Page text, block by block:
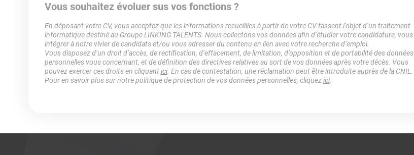
Vous souhaitez évoluer sus vos fonctions ?
En déposant votre CV, vous acceptez que les informations recueillies à partir de votre CV fassent l’objet d’un traitement
informatique destiné au Groupe LINKING TALENTS. Nous collectons vos données afin d’étudier votre candidature, vous
intégrer à notre vivier de candidats et/ou vous adresser du contenu en lien avec votre recherche d’emploi.
Vous disposez d’un droit d’accès, de rectification, d’effacement, de limitation, d’opposition et de portabilité des données
personnelles vous concernant, et de définition des directives relatives au sort de vos données après votre décès. Vous
pouvez exercer ces droits en cliquantici. En cas de contestation, une réclamation peut être introduite auprès de la CNIL.
Pour en savoir plus sur notre politique de protection de vos données personnelles, cliquezici.